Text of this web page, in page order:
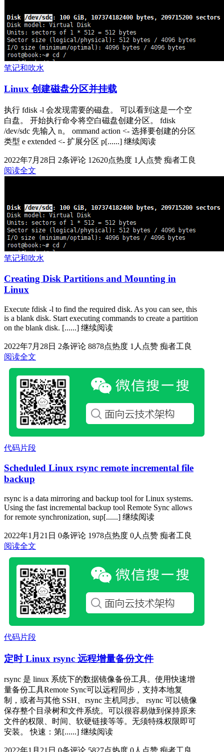
笔记和吹水
Linux 创建磁盘分区并挂载
执行 fdisk -l 会发现需要的磁盘。 可以看到这是一个空
白盘。 开始执行命令将空白磁盘创建分区。 fdisk
/dev/sdc 先输入 n。 ommand action <- 选择要创建的分区
类型 e extended <- 扩展分区 p[......] 继续阅读
2022年7月28日 2条评论 12620点热度 1人点赞 痴者工良
阅读全文
笔记和吹水
Creating Disk Partitions and Mounting in
Linux
Execute fdisk -l to find the required disk. As you can see, this
is a blank disk. Start executing commands to create a partition
on the blank disk. [......] 继续阅读
2022年7月28日 2条评论 8878点热度 1人点赞 痴者工良
阅读全文
代码片段
Scheduled Linux rsync remote incremental file
backup
rsync is a data mirroring and backup tool for Linux systems.
Using the fast incremental backup tool Remote Sync allows
for remote synchronization, sup[......] 继续阅读
2022年1月21日 0条评论 1978点热度 0人点赞 痴者工良
阅读全文
代码片段
定时 Linux rsync 远程增量备份文件
rsync 是 linux 系统下的数据镜像备份工具。使用快速增
量备份工具Remote Sync可以远程同步，支持本地复
制，或者与其他 SSH、rsync 主机同步。 rsync 可以镜像
保存整个目录树和文件系统。可以很容易做到保持原来
文件的权限、时间、软硬链接等等。无须特殊权限即可
安装。 快速：第[......] 继续阅读